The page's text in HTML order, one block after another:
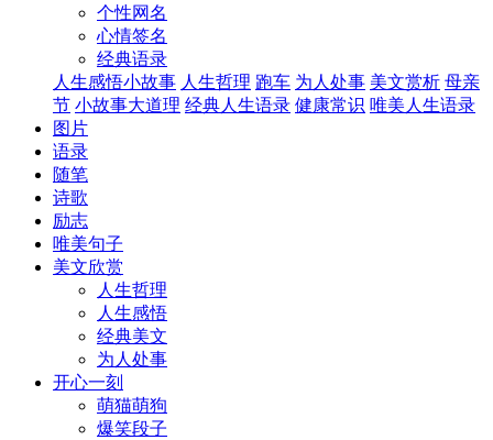
个性网名
心情签名
经典语录
人生感悟小故事 人生哲理 跑车 为人处事 美文赏析 母亲
节 小故事大道理 经典人生语录 健康常识 唯美人生语录
图片
语录
随笔
诗歌
励志
唯美句子
美文欣赏
人生哲理
人生感悟
经典美文
为人处事
开心一刻
萌猫萌狗
爆笑段子